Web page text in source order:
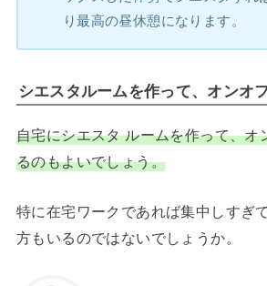
り最高の昼休憩になります。
シエスタルームを作って、オンオ
自宅にシエスタ ルームを作って、オ
るのもよいでしょう。
特に在宅ワークであれば集中しすぎ
方もいるのではないでしょうか。